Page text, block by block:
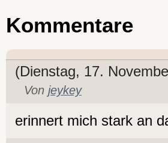
Kommentare
(Dienstag, 17.
Von jeykey
erinnert mich stark an